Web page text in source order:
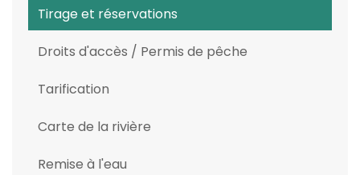
Tirage et réservations
Droits d'accès / Permis de pêche
Tarification
Carte de la rivière
Remise à l'eau